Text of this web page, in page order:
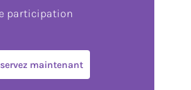
participation
maintenant